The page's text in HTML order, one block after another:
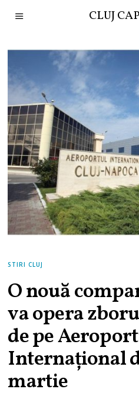
CLUJ
STIRI CLUJ
O nouă
va opera
de pe
Internațional
martie